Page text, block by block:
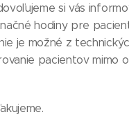
si vás
hodiny pre
je možné z
pacientov mimo